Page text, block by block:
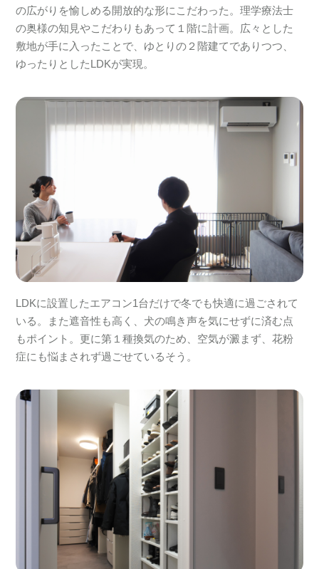
の広がりを愉しめる開放的な形にこだわった。理学療法士
の奥様の知見やこだわりもあって１階に計画。広々とした
敷地が手に入ったことで、ゆとりの２階建てでありつつ、
ゆったりとしたLDKが実現。
LDKに設置したエアコン1台だけで冬でも快適に過ごされて
いる。また遮音性も高く、犬の鳴き声を気にせずに済む点
もポイント。更に第１種換気のため、空気が澱まず、花粉
症にも悩まされず過ごせているそう。